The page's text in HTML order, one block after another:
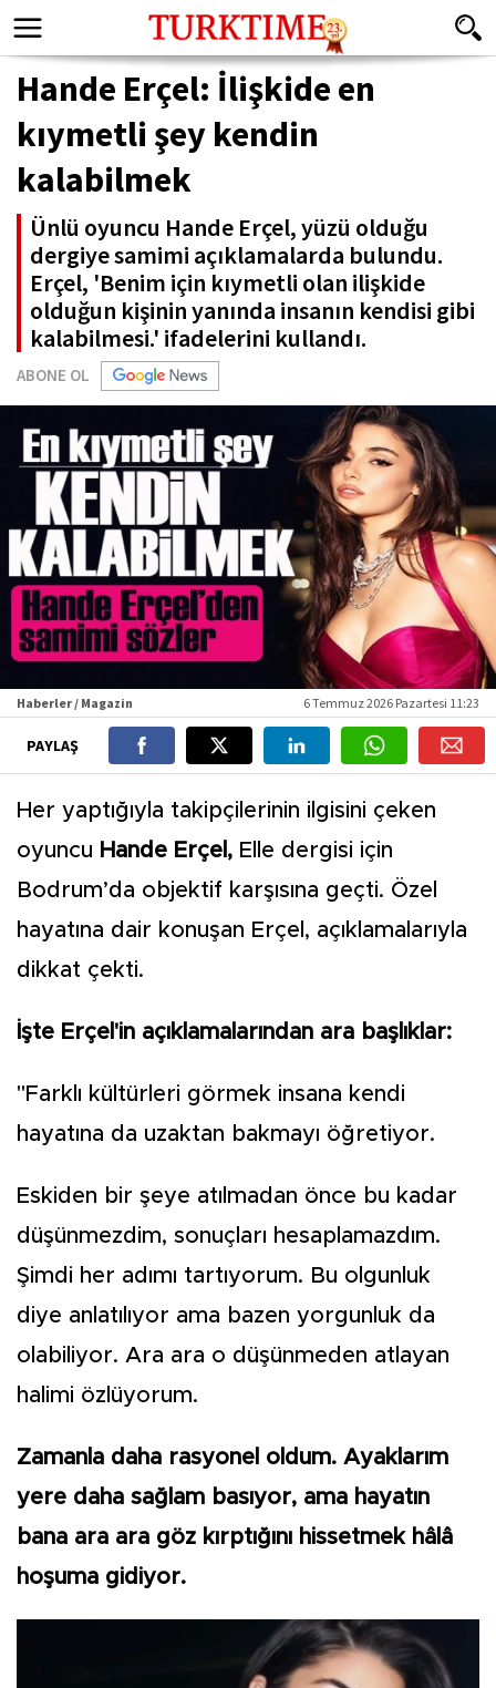
Hande Erçel: İlişkide en
kıymetli şey kendin
kalabilmek
Ünlü oyuncu Hande Erçel, yüzü olduğu
dergiye samimi açıklamalarda bulundu.
Erçel, 'Benim için kıymetli olan ilişkide
olduğun kişinin yanında insanın kendisi gibi
kalabilmesi.' ifadelerini kullandı.
ABONE OL
Haberler / Magazin 6 Temmuz 2026 Pazartesi 11:23
PAYLAŞ
Her yaptığıyla takipçilerinin ilgisini çeken
oyuncu Hande Erçel, Elle dergisi için
Bodrum’da objektif karşısına geçti. Özel
hayatına dair konuşan Erçel, açıklamalarıyla
dikkat çekti.
İşte Erçel'in açıklamalarından ara başlıklar:
"Farklı kültürleri görmek insana kendi
hayatına da uzaktan bakmayı öğretiyor.
Eskiden bir şeye atılmadan önce bu kadar
düşünmezdim, sonuçları hesaplamazdım.
Şimdi her adımı tartıyorum. Bu olgunluk
diye anlatılıyor ama bazen yorgunluk da
olabiliyor. Ara ara o düşünmeden atlayan
halimi özlüyorum.
Zamanla daha rasyonel oldum. Ayaklarım
yere daha sağlam basıyor, ama hayatın
bana ara ara göz kırptığını hissetmek hâlâ
hoşuma gidiyor.